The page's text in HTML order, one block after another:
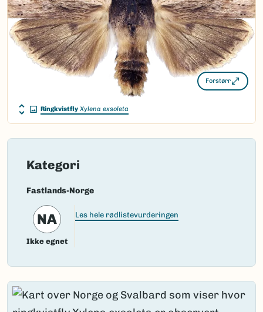
Gå til Nortaxa for flere detaljer
(Ekstern lenke)
Forstørr
Ringkvistfly Xylena exsoleta
Kategori
Fastlands-Norge
NA
Ikke egnet
Les hele rødlistevurderingen